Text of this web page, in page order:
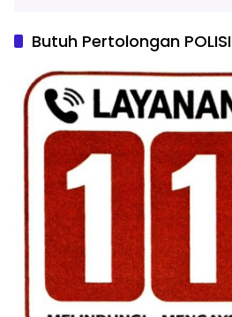
Butuh Pertolongan POLISI